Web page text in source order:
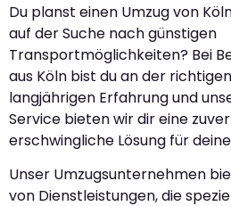
Du planst einen Umzug von
auf der Suche nach günstigen
Transportmöglichkeiten? Bei
aus Köln bist du an der
langjährigen Erfahrung und
Service bieten wir dir eine
erschwingliche Lösung für
Unser Umzugsunternehmen
von Dienstleistungen, die